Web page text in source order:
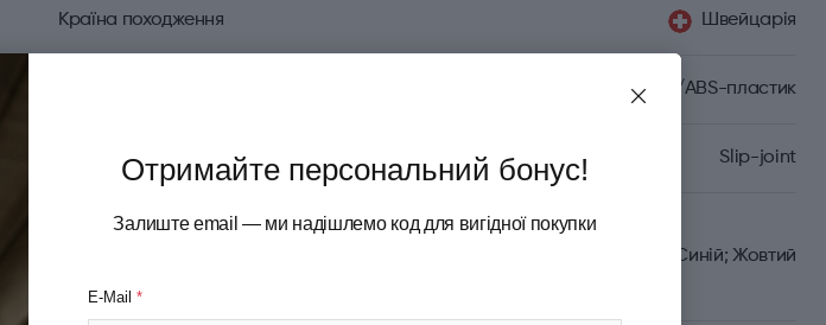
Країна походження Швейцарія
Целідор/ABS-пластик
Тип ножового замка Slip-joint
Синій; Жовтий
Отримайте персональний бонус!
Залиште email — ми надішлемо код для вигідної покупки
E-Mail *